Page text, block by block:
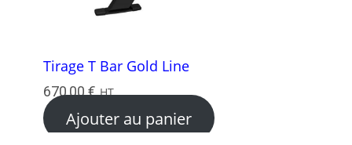
Tirage T Bar Gold Line
670,00€ HT
Ajouter au panier